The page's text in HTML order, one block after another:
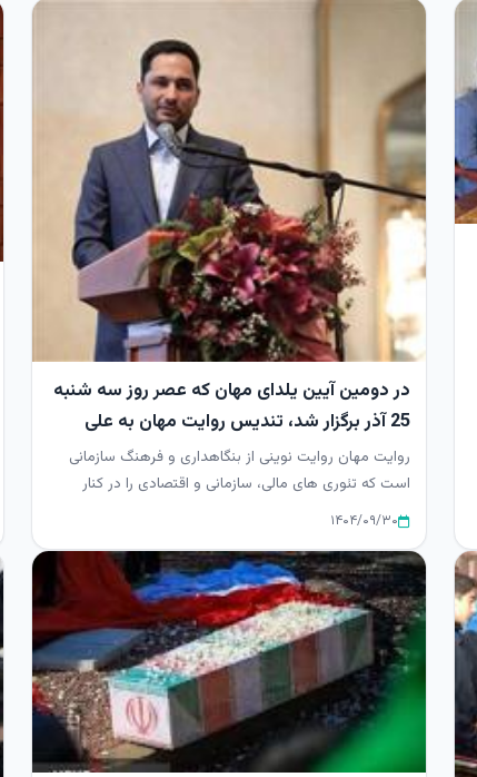
در دومین آیین یلدای مهان که عصر روز سه شنبه
25 آذر برگزار شد، تندیس روایت مهان به علی
نصیریان اهدا گردید.
روایت مهان روایت نوینی از بنگاهداری و فرهنگ سازمانی
است که تئوری های مالی، سازمانی و اقتصادی را در کنار
ارزش های فرهنگی ...
۱۴۰۴/۰۹/۳۰